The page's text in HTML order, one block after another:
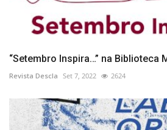
“Setembro Inspira…” na Biblioteca
Revista Descla Set 7, 2022 2624